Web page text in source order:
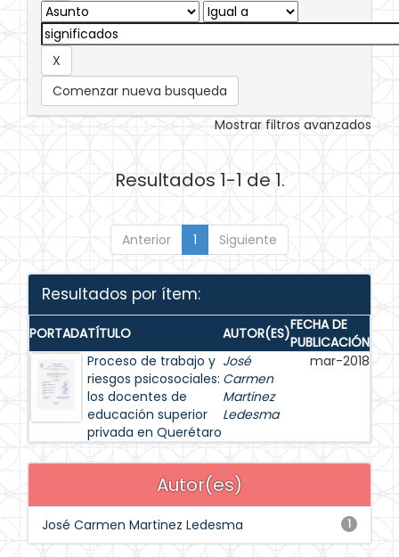
Comenzar nueva busqueda
Mostrar filtros avanzados
Resultados 1-1 de 1.
Anterior 1 Siguiente
Resultados por ítem:
PORTADATÍTULO AUTOR(ES)FECHA DE
PUBLICACIÓN
Proceso de trabajo y
riesgos psicosociales:
los docentes de
educación superior
privada en Querétaro
José
Carmen
Martinez
Ledesma
mar-2018
Autor(es)
1
José Carmen Martinez Ledesma